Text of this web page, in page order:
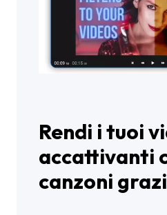
Rendi i tuoi
accattivanti
canzoni